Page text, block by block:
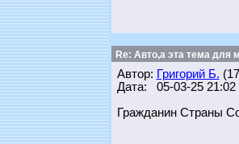
Re: Авто,а эта тема для
Автор: Григорий Б.
Дата: 05-03-25 21:02
Гражданин Страны